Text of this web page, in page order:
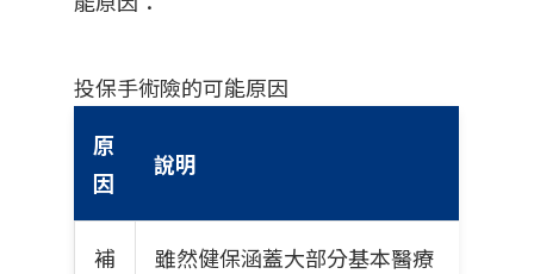
投保手術險的可能原因
原
因
說明
補
雖然健保涵蓋大部分基本醫療